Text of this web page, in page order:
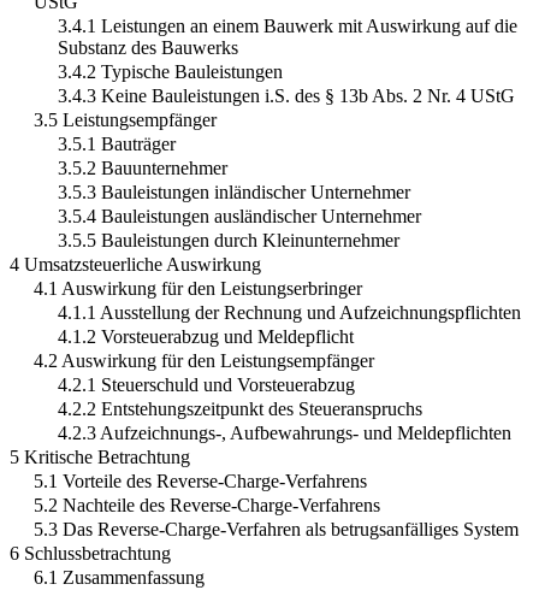
3.4.1 Leistungen an einem Bauwerk mit Auswirkung auf die
Substanz des Bauwerks
3.4.2 Typische Bauleistungen
3.4.3 Keine Bauleistungen i.S. des § 13b Abs. 2 Nr. 4 UStG
3.5 Leistungsempfänger
3.5.1 Bauträger
3.5.2 Bauunternehmer
3.5.3 Bauleistungen inländischer Unternehmer
3.5.4 Bauleistungen ausländischer Unternehmer
3.5.5 Bauleistungen durch Kleinunternehmer
4 Umsatzsteuerliche Auswirkung
4.1 Auswirkung für den Leistungserbringer
4.1.1 Ausstellung der Rechnung und Aufzeichnungspflichten
4.1.2 Vorsteuerabzug und Meldepflicht
4.2 Auswirkung für den Leistungsempfänger
4.2.1 Steuerschuld und Vorsteuerabzug
4.2.2 Entstehungszeitpunkt des Steueranspruchs
4.2.3 Aufzeichnungs-, Aufbewahrungs- und Meldepflichten
5 Kritische Betrachtung
5.1 Vorteile des Reverse-Charge-Verfahrens
5.2 Nachteile des Reverse-Charge-Verfahrens
5.3 Das Reverse-Charge-Verfahren als betrugsanfälliges System
6 Schlussbetrachtung
6.1 Zusammenfassung